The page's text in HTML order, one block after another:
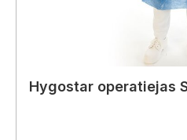
Hygostar operatiejas